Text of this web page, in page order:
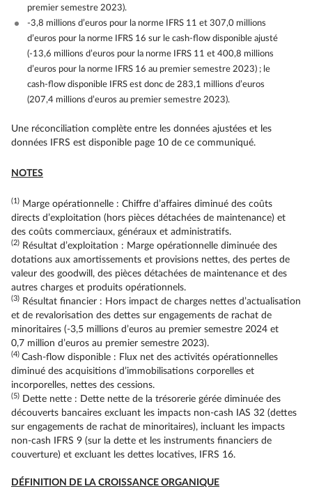
premier semestre 2023).
-3,8 millions d’euros pour la norme IFRS 11 et 307,0 millions
d’euros pour la norme IFRS 16 sur le cash-flow disponible ajusté
(-13,6 millions d’euros pour la norme IFRS 11 et 400,8 millions
d’euros pour la norme IFRS 16 au premier semestre 2023) ; le
cash-flow disponible IFRS est donc de 283,1 millions d’euros
(207,4 millions d’euros au premier semestre 2023).
Une réconciliation complète entre les données ajustées et les
données IFRS est disponible page 10 de ce communiqué.
NOTES
(1) Marge opérationnelle : Chiffre d’affaires diminué des coûts
directs d’exploitation (hors pièces détachées de maintenance) et
des coûts commerciaux, généraux et administratifs.
(2) Résultat d’exploitation : Marge opérationnelle diminuée des
dotations aux amortissements et provisions nettes, des pertes de
valeur des goodwill, des pièces détachées de maintenance et des
autres charges et produits opérationnels.
(3) Résultat financier : Hors impact de charges nettes d’actualisation
et de revalorisation des dettes sur engagements de rachat de
minoritaires (-3,5 millions d’euros au premier semestre 2024 et
0,7 million d’euros au premier semestre 2023).
(4) Cash-flow disponible : Flux net des activités opérationnelles
diminué des acquisitions d’immobilisations corporelles et
incorporelles, nettes des cessions.
(5) Dette nette : Dette nette de la trésorerie gérée diminuée des
découverts bancaires excluant les impacts non-cash IAS 32 (dettes
sur engagements de rachat de minoritaires), incluant les impacts
non-cash IFRS 9 (sur la dette et les instruments financiers de
couverture) et excluant les dettes locatives, IFRS 16.
DÉFINITION DE LA CROISSANCE ORGANIQUE